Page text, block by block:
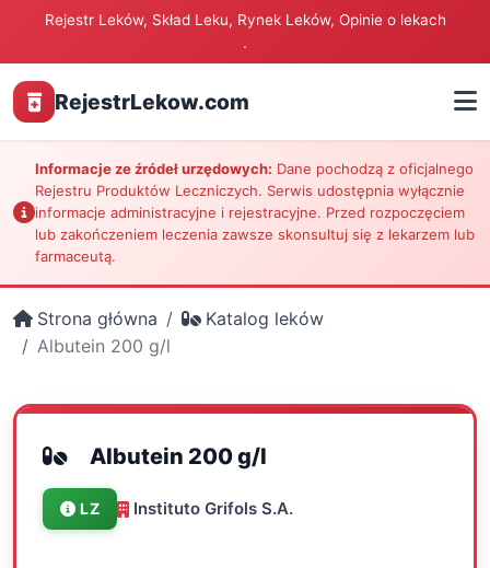
Rejestr Leków, Skład Leku, Rynek Leków, Opinie o lekach
.
RejestrLekow.com
Informacje ze źródeł urzędowych: Dane pochodzą z oficjalnego
Rejestru Produktów Leczniczych. Serwis udostępnia wyłącznie
informacje administracyjne i rejestracyjne. Przed rozpoczęciem
lub zakończeniem leczenia zawsze skonsultuj się z lekarzem lub
farmaceutą.
Strona główna
Katalog leków
Albutein 200 g/l
Albutein 200 g/l
LZ Instituto Grifols S.A.